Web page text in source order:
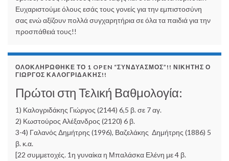
Ευχαριστούμε όλους εσάς τους γονείς για την εμπιστοσύνη
σας ενώ αξίζουν πολλά συγχαρητήρια σε όλα τα παιδιά για την
προσπάθειά τους!!
ΟΛΟΚΛΗΡΏΘΗΚΕ ΤΟ 1 OPEN “ΣΥΝΔΥΑΣΜΌΣ”!! ΝΙΚΗΤΉΣ Ο
ΓΙΏΡΓΟΣ ΚΑΛΟΓΡΙΔΆΚΗΣ!!
Πρώτοι στη Τελική Βαθμολογία:
1) Καλογριδάκης Γιώργος (2144) 6,5 β. σε 7 αγ.
2) Κωστούρος Αλέξανδρος (2120) 6 β.
3-4) Γαλανός Δημήτρης (1996), Βαζελάκης Δημήτρης (1886) 5
β. κ.α.
[22 συμμετοχές. 1η γυναίκα η Μπαλάσκα Ελένη με 4 β.